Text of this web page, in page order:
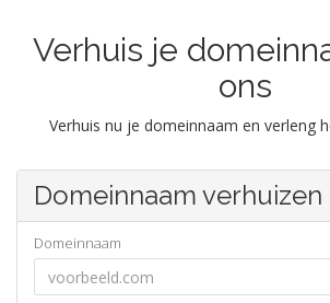
Verhuis je
ons
Verhuis nu je domeinnaam en verleng
Domeinnaam verhuizen
Domeinnaam